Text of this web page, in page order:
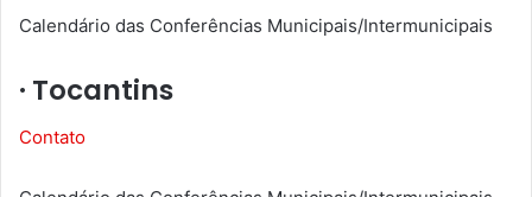
Calendário das Conferências Municipais/Intermunicipais
· Tocantins
Contato